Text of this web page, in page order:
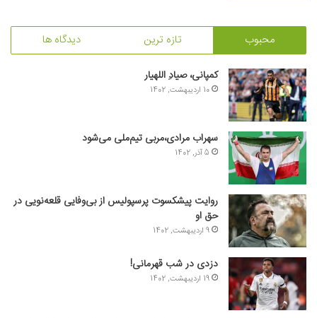
محبوب تازه ترین دیدگاه ها
کمپانی، صیادِ اللهیار
10 اردیبهشت, 1402
سهراب مرادی،مربی تیم‌ملی می‌شود
5 آذر, 1402
روایت پیشکسوت پرسپولیس از بی‌وفایی قلعه‌نویی در
حق او
9 اردیبهشت, 1402
دزدی در شب قهرمانی!
19 اردیبهشت, 1402